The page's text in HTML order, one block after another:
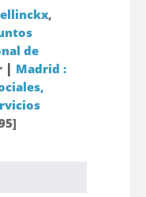
,
de
| Madrid :